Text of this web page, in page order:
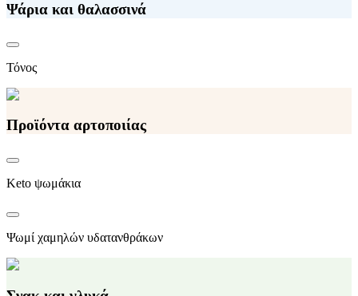
Ψάρια και θαλασσινά
Τόνος
Προϊόντα αρτοποιίας
Keto ψωμάκια
Ψωμί χαμηλών υδατανθράκων